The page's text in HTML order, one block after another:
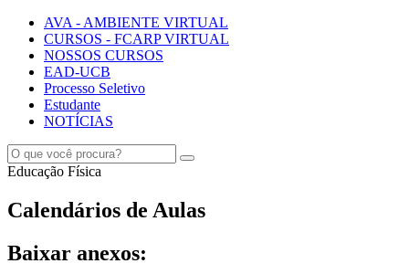
AVA - AMBIENTE VIRTUAL
CURSOS - FCARP VIRTUAL
NOSSOS CURSOS
EAD-UCB
Processo Seletivo
Estudante
NOTÍCIAS
Educação Física
Calendários de Aulas
Baixar anexos: